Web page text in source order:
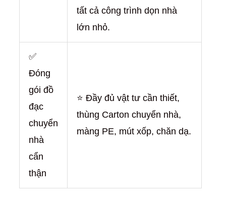
tất cả công trình dọn nhà
lớn nhỏ.
✅
Đóng
gói đồ
đạc
chuyển
nhà
cẩn
thận
⭐ Đầy đủ vật tư cần thiết,
thùng Carton chuyển nhà,
màng PE, mút xốp, chăn dạ.